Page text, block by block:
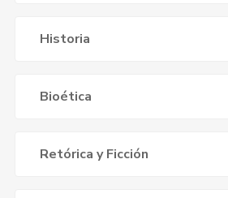
Historia
Bioética
Retórica y Ficción